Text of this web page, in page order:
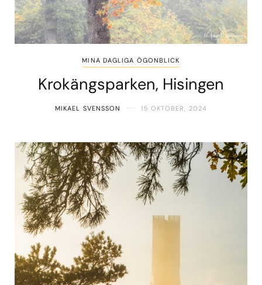
MINA DAGLIGA ÖGONBLICK
Krokängsparken, Hisingen
MIKAEL SVENSSON 15 OKTOBER, 2024